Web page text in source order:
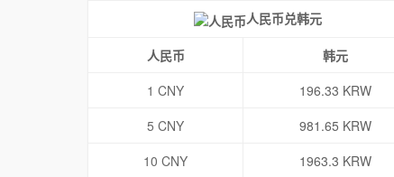
人民币兑韩元
人民币 韩元
1 CNY
196.33 KRW
5 CNY
981.65 KRW
10 CNY
1963.3 KRW